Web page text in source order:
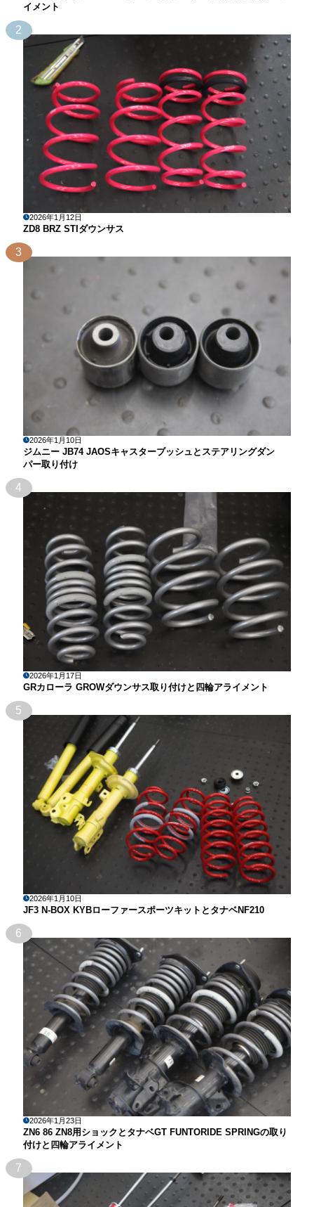
イメント
2
2026年1月12日
ZD8 BRZ STIダウンサス
3
2026年1月10日
ジムニー JB74 JAOSキャスターブッシュとステアリングダン
パー取り付け
4
2026年1月17日
GRカローラ GROWダウンサス取り付けと四輪アライメント
5
2026年1月10日
JF3 N-BOX KYBローファースポーツキットとタナベNF210
6
2026年1月23日
ZN6 86 ZN8用ショックとタナベGT FUNTORIDE SPRINGの取り
付けと四輪アライメント
7